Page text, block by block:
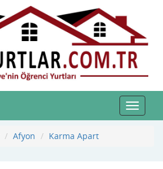
Toggle
Afyon Karma Apart